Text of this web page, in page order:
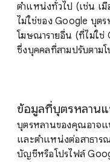
ตำแหน่งทั่วไป (เช่น เ
ไม่ใช่ของ Google บุต
โฆษณารายอื่น (ที่ไม่ใช่
ซึ่งบุคคลที่สามปรับตาม
ข้อมูลที่บุตรหลานแ
บุตรหลานของคุณอาจแ
และตำแหน่งต่อสาธาร
บัญชีหรือโปรไฟล์